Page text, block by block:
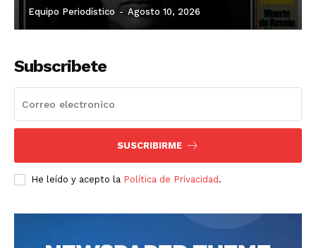
Equipo Periodístico - Agosto 10, 2026
Subscribete
SUSCRIBIRME
He leído y acepto la Política de Privacidad .